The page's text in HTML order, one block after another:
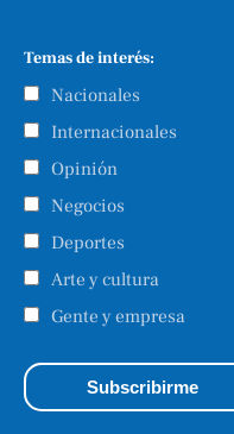
Temas de interés:
Nacionales
Internacionales
Opinión
Negocios
Deportes
Arte y cultura
Gente y empresa